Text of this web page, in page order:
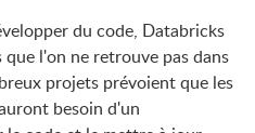
du code, Databricks
l'on ne retrouve pas dans
projets prévoient que les
besoin d'un